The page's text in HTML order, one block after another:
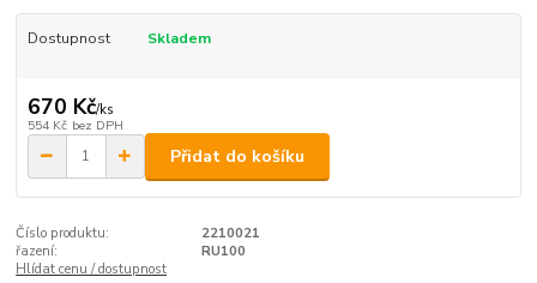
Dostupnost Skladem
670 Kč/ks
554 Kč bez DPH
Přidat do košíku
Číslo produktu:
2210021
řazení:
RU100
Hlídat cenu / dostupnost